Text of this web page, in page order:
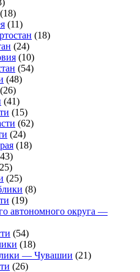
(18)
(11)
(18)
(24)
(10)
(54)
(48)
(26)
(41)
(15)
(62)
(24)
(18)
(25)
(8)
(19)
автономного округа —
(54)
(18)
— Чувашии (21)
(26)